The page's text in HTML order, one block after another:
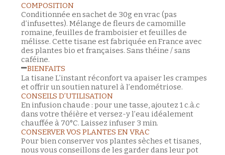
COMPOSITION
Conditionnée en sachet de 30g en vrac (pas
d’infusettes). Mélange de fleurs de camomille
romaine, feuilles de framboisier et feuilles de
mélisse. Cette tisane est fabriquée en France avec
des plantes bio et françaises. Sans théine / sans
caféine.
BIENFAITS
La tisane L’instant réconfort va apaiser les crampes
et offrir un soutien naturel à l’endométriose.
CONSEILS D’UTILISATION
En infusion chaude : pour une tasse, ajoutez 1 c.à.c
dans votre théière et versez-y l’eau idéalement
chauffée à 70°C. Laissez infuser 3 min.
CONSERVER VOS PLANTES EN VRAC
Pour bien conserver vos plantes sèches et tisanes,
nous vous conseillons de les garder dans leur pot